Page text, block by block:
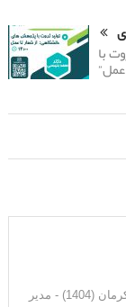
با
دکترای فرآوری مواد معدنی از دانشگاه شهید باهنر کرمان (1404) - مدیر